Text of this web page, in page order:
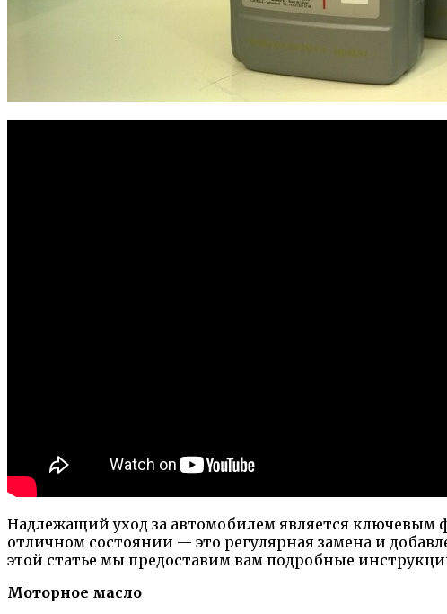
Надлежащий уход за автомобилем является ключевым
отличном состоянии — это регулярная замена и
этой статье мы предоставим вам подробные
Моторное масло